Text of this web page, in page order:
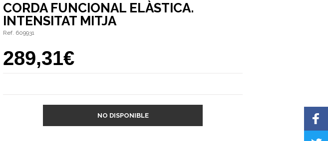
CORDA FUNCIONAL ELÀSTICA.
INTENSITAT MITJA
Ref. 609931
289,31€
NO DISPONIBLE